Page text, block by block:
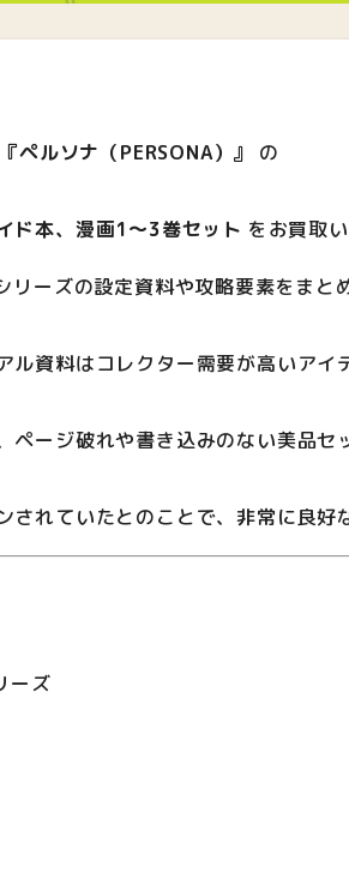
『ペルソナ（PERSONA）』 の
ド本、漫画1〜3巻セット をお買取
ーズの設定資料や攻略要素をまと
資料はコレクター需要が高いアイ
ージ破れや書き込みのない美品セ
れていたとのことで、非常に良好
ーズ